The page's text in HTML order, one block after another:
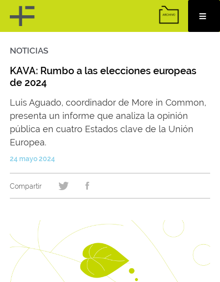
Skip
content
NOTICIAS
KAVA: Rumbo a las elecciones europeas
de 2024
Luis Aguado, coordinador de More in Common,
presenta un informe que analiza la opinión
pública en cuatro Estados clave de la Unión
Europea.
24 mayo 2024